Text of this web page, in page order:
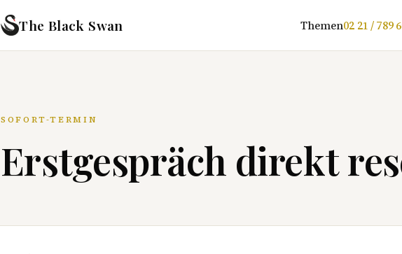
The Black Swan Themen02 21 / 789
SOFORT-TERMIN
Erstgespräch direkt